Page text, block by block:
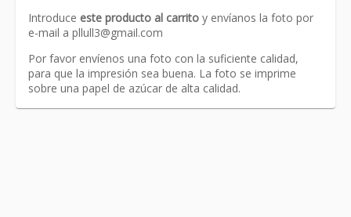
Link
Introduce este producto al carrito y envíanos la foto por
e-mail a pllull3@gmail.com
Por favor envíenos una foto con la suficiente calidad,
para que la impresión sea buena. La foto se imprime
sobre una papel de azúcar de alta calidad.